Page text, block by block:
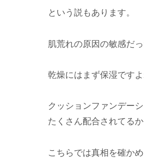
という説もあります。
肌荒れの原因の敏感だ
乾燥にはまず保湿ですよ
クッションファンデー
たくさん配合されてるか
こちらでは真相を確か